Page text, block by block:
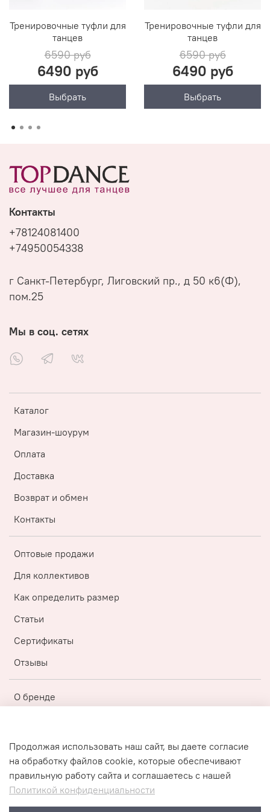
Тренировочные туфли для
танцев
6590 руб
6490 руб
Выбрать
Тренировочные туфли для
танцев
6590 руб
6490 руб
Выбрать
Каталог
Магазин-шоурум
Оплата
Доставка
Возврат и обмен
Контакты
Оптовые продажи
Для коллективов
Как определить размер
Статьи
Сертификаты
Отзывы
О бренде
Публичная оферта
Политика конфиденциальности
Пользовательское соглашение
Контакты
+78124081400
+74950054338
г Санкт-Петербург, Лиговский пр., д 50 к6(Ф),
пом.25
Мы в соц. сетях
Продолжая использовать наш сайт, вы даете согласие
на обработку файлов cookie, которые обеспечивают
правильную работу сайта и соглашаетесь с нашей
Политикой конфиденциальности